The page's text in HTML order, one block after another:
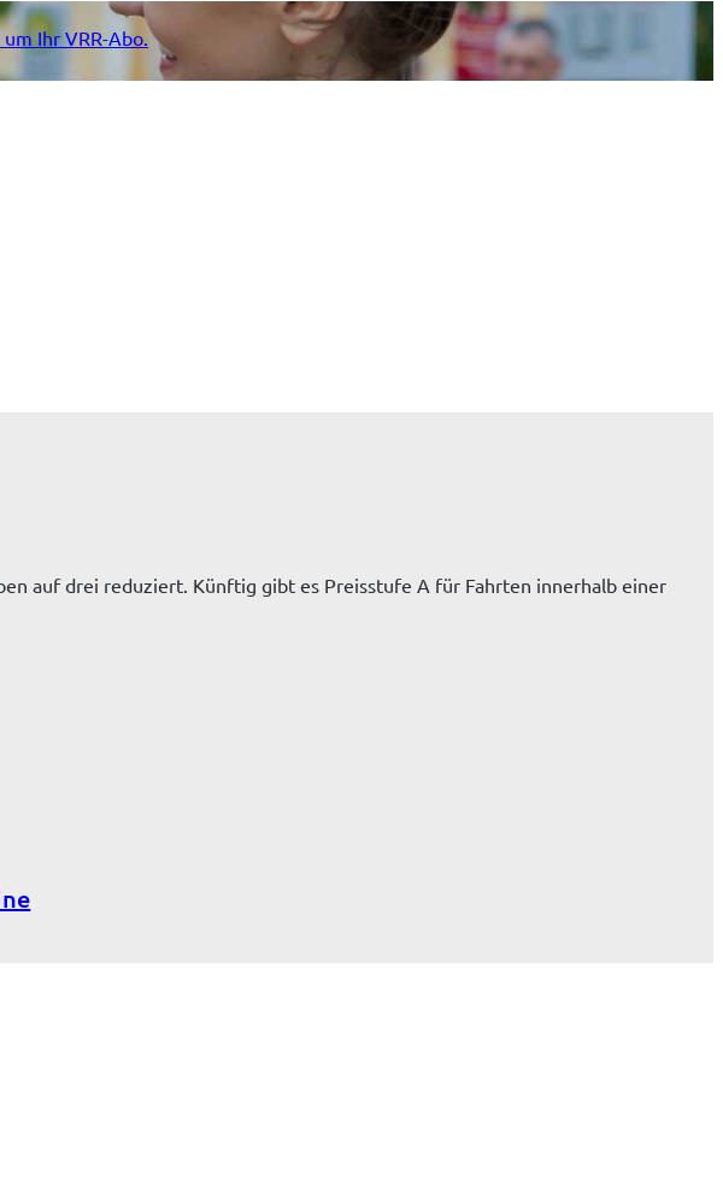
Ihr VRR-Abo.
auf drei reduziert. Künftig gibt es Preisstufe A für Fahrten innerhalb einer